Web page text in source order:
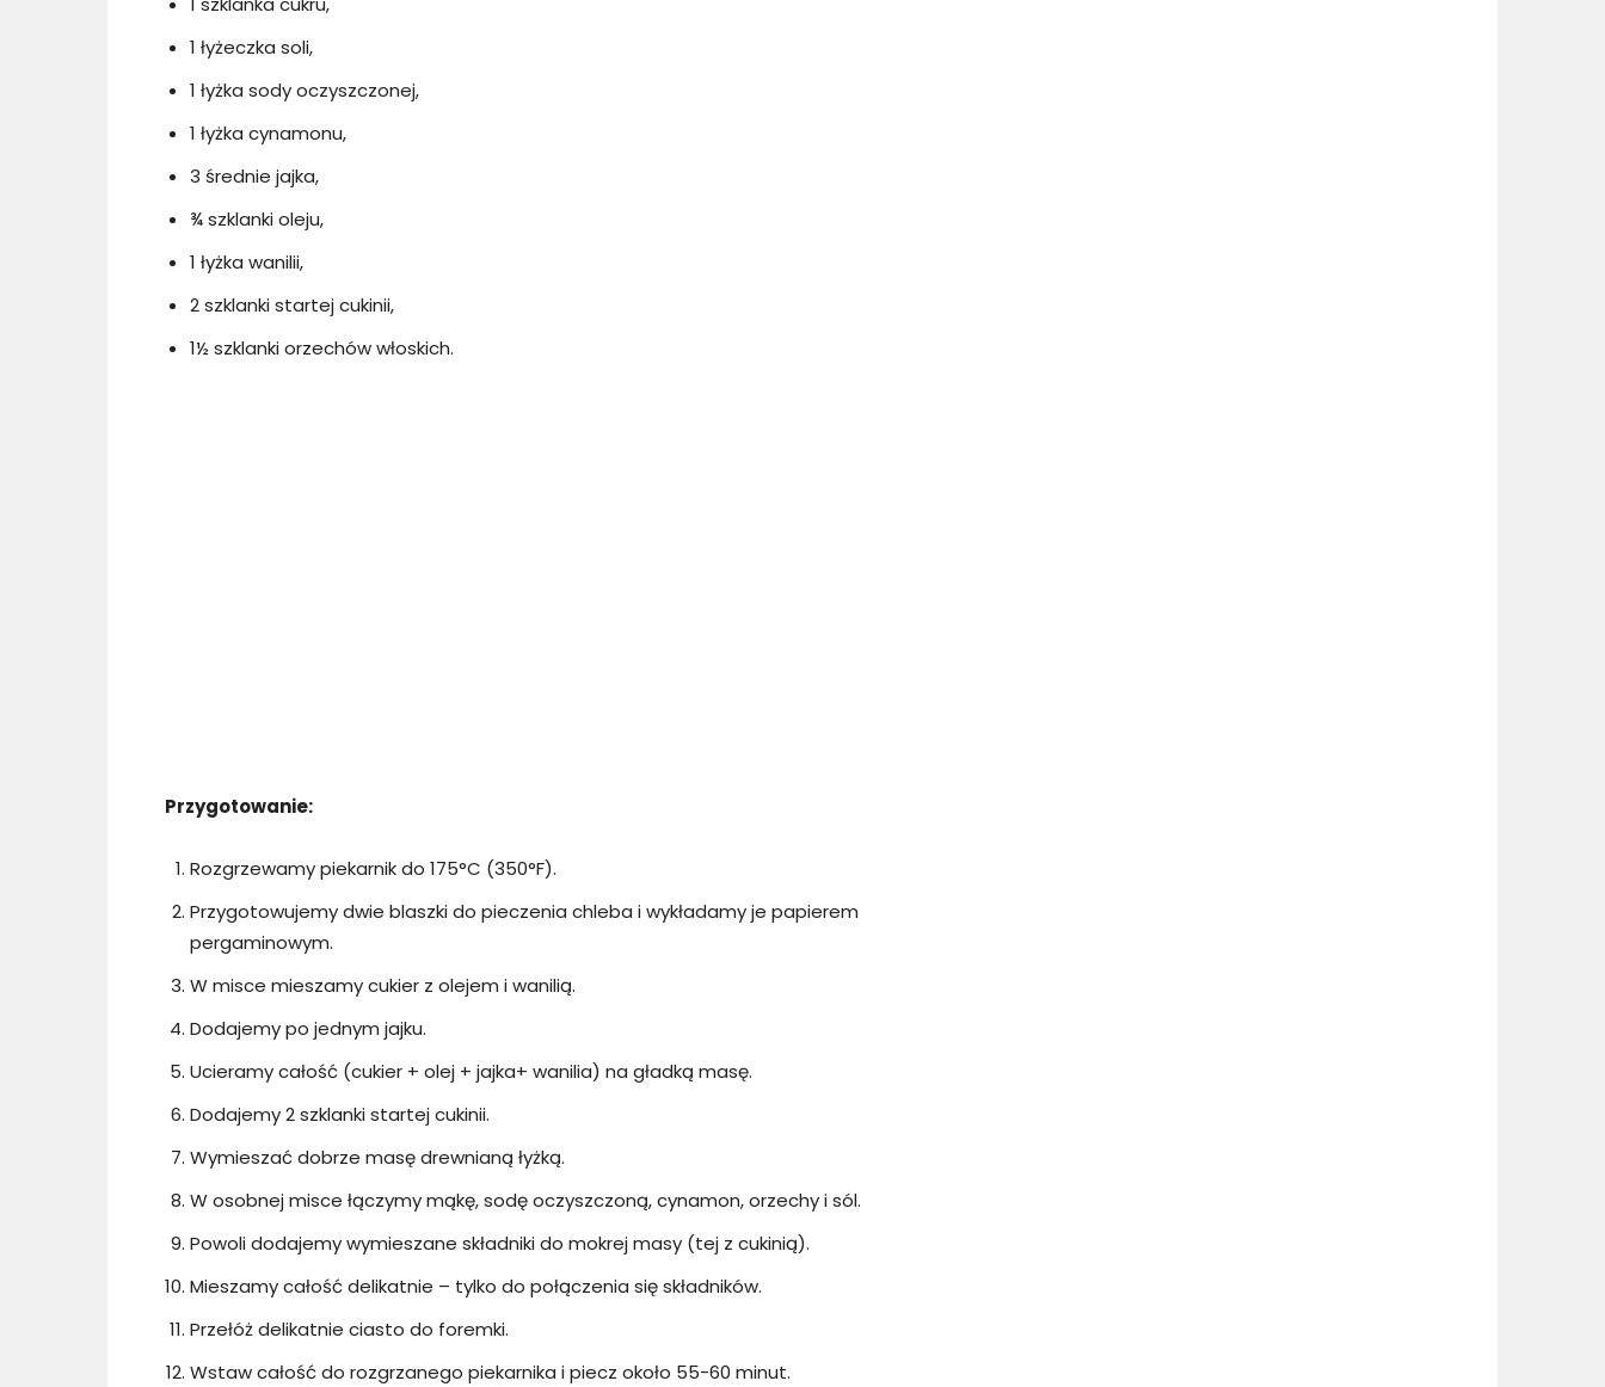
1 łyżeczka soli,
1 łyżka sody oczyszczonej,
1 łyżka cynamonu,
3 średnie jajka,
¾ szklanki oleju,
1 łyżka wanilii,
2 szklanki startej cukinii,
1½ szklanki orzechów włoskich.
Przygotowanie:
Rozgrzewamy piekarnik do 175°C (350°F).
Przygotowujemy dwie blaszki do pieczenia chleba i wykładamy je papierem
pergaminowym.
W misce mieszamy cukier z olejem i wanilią.
Dodajemy po jednym jajku.
Ucieramy całość (cukier + olej + jajka+ wanilia) na gładką masę.
Dodajemy 2 szklanki startej cukinii.
Wymieszać dobrze masę drewnianą łyżką.
W osobnej misce łączymy mąkę, sodę oczyszczoną, cynamon, orzechy i sól.
Powoli dodajemy wymieszane składniki do mokrej masy (tej z cukinią).
Mieszamy całość delikatnie – tylko do połączenia się składników.
Przełóż delikatnie ciasto do foremki.
Wstaw całość do rozgrzanego piekarnika i piecz około 55-60 minut.